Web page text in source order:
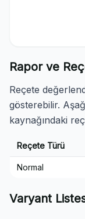
Rapor ve
Reçete
gösterebilir.
kaynağındaki
Reçete Türü
Normal
Varyant